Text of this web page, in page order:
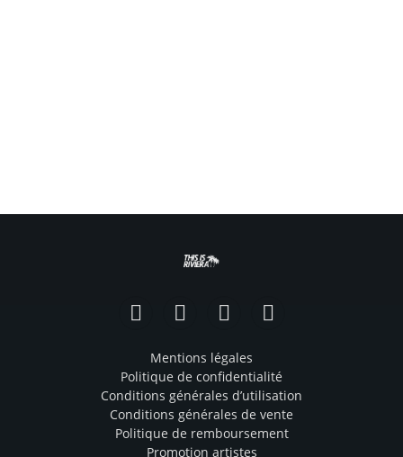
FacebookInstagramTikTok YouTube
Mentions légales
Politique de confidentialité
Conditions générales d’utilisation
Conditions générales de vente
Politique de remboursement
Promotion artistes